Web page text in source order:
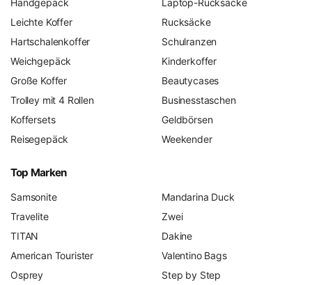
Handgepäck
Leichte Koffer
Hartschalenkoffer
Weichgepäck
Große Koffer
Trolley mit 4 Rollen
Koffersets
Reisegepäck
Laptop-Rucksäcke
Rucksäcke
Schulranzen
Kinderkoffer
Beautycases
Businesstaschen
Geldbörsen
Weekender
Top Marken
Samsonite
Travelite
TITAN
American Tourister
Osprey
Mandarina Duck
Zwei
Dakine
Valentino Bags
Step by Step